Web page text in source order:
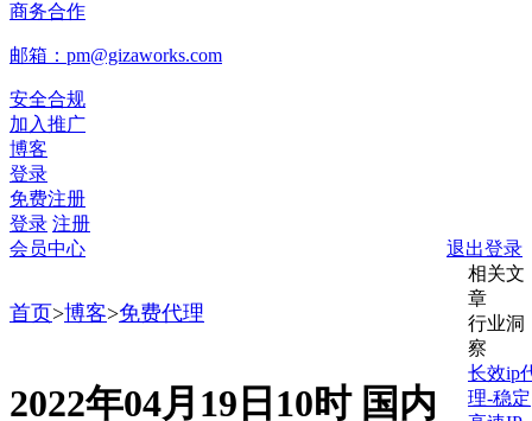
商务合作
邮箱：pm@gizaworks.com
安全合规
加入推广
博客
登录
免费注册
登录 注册
会员中心
退出登录
首页>博客>免费代理
2022年04月19日10时 国内
相关文
章
行业洞
察
长效ip
理-稳定